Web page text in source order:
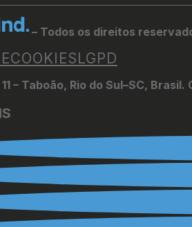
– Todos os direitos
COOKIESLGPD
– Taboão, Rio do Sul–SC, Brasil.